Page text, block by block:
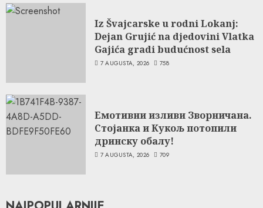
Iz Švajcarske u rodni Lokanj:
Dejan Grujić na djedovini Vlatka
Gajića gradi budućnost sela
7 AUGUSTA, 2026 758
Емотивни изливи Зворничана.
Стојанка и Кукољ потопили
дринску обалу!
7 AUGUSTA, 2026 709